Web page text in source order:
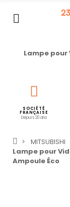
Lampe pour
SOCIÉTÉ
FRANÇAISE
Depuis 20 ans
MITSUBISHI
Lampe pour
Ampoule Éco